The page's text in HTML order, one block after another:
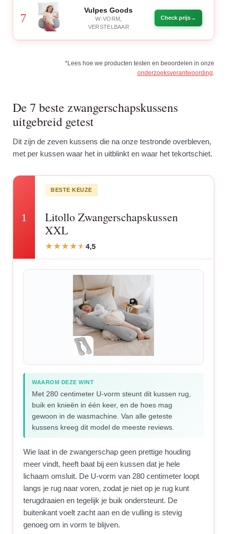
7
Vulpes Goods
W-VORM,
VERSTELBAAR
Check prijs
*Lees hoe we producten testen en beoordelen in onze
onderzoeksverantwoording.
De 7 beste zwangerschapskussens
uitgebreid getest
Dit zijn de zeven kussens die na onze testronde overbleven,
met per kussen waar het in uitblinkt en waar het tekortschiet.
1
BESTE KEUZE
Litollo Zwangerschapskussen
XXL
4,5
WAAROM DEZE WINT
Met 280 centimeter U-vorm steunt dit kussen rug,
buik en knieën in één keer, en de hoes mag
gewoon in de wasmachine. Van alle geteste
kussens kreeg dit model de meeste reviews.
Wie laat in de zwangerschap geen prettige houding
meer vindt, heeft baat bij een kussen dat je hele
lichaam omsluit. De U-vorm van 280 centimeter loopt
langs je rug naar voren, zodat je niet op je rug kunt
terugdraaien en tegelijk je buik ondersteunt. De
buitenkant voelt zacht aan en de vulling is stevig
genoeg om in vorm te blijven.